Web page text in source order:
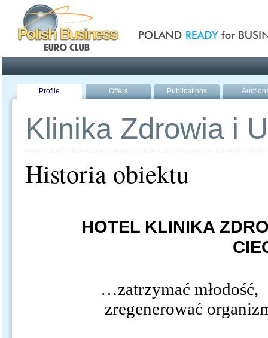
Profile Offers Publications
Klinika Zdrowia i
Historia obiektu
HOTEL KLINIKA
…zatrzymać młodość,
zregenerować